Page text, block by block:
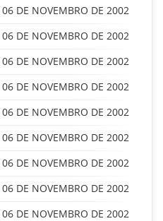
DE NOVEMBRO DE 2002
DE NOVEMBRO DE 2002
DE NOVEMBRO DE 2002
DE NOVEMBRO DE 2002
DE NOVEMBRO DE 2002
DE NOVEMBRO DE 2002
DE NOVEMBRO DE 2002
DE NOVEMBRO DE 2002
DE NOVEMBRO DE 2002